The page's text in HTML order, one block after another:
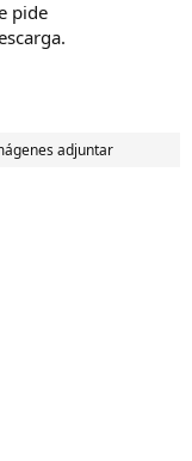
pide
adjuntar